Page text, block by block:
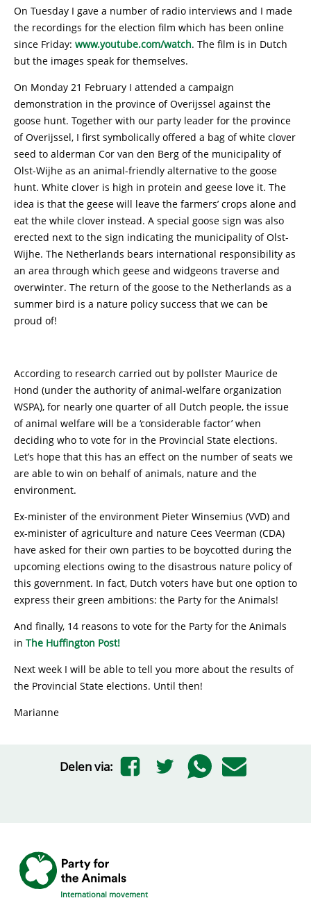
On Tuesday I gave a number of radio interviews and I made
the recordings for the election film which has been online
since Friday: www.youtube.com/watch. The film is in Dutch
but the images speak for themselves.
On Monday 21 February I attended a campaign
demonstration in the province of Overijssel against the
goose hunt. Together with our party leader for the province
of Overijssel, I first symbolically offered a bag of white clover
seed to alderman Cor van den Berg of the municipality of
Olst-Wijhe as an animal-friendly alternative to the goose
hunt. White clover is high in protein and geese love it. The
idea is that the geese will leave the farmers’ crops alone and
eat the while clover instead. A special goose sign was also
erected next to the sign indicating the municipality of Olst-
Wijhe. The Netherlands bears international responsibility as
an area through which geese and widgeons traverse and
overwinter. The return of the goose to the Netherlands as a
summer bird is a nature policy success that we can be
proud of!
According to research carried out by pollster Maurice de
Hond (under the authority of animal-welfare organization
WSPA), for nearly one quarter of all Dutch people, the issue
of animal welfare will be a ‘considerable factor’ when
deciding who to vote for in the Provincial State elections.
Let’s hope that this has an effect on the number of seats we
are able to win on behalf of animals, nature and the
environment.
Ex-minister of the environment Pieter Winsemius (VVD) and
ex-minister of agriculture and nature Cees Veerman (CDA)
have asked for their own parties to be boycotted during the
upcoming elections owing to the disastrous nature policy of
this government. In fact, Dutch voters have but one option to
express their green ambitions: the Party for the Animals!
And finally, 14 reasons to vote for the Party for the Animals
in The Huffington Post!
Next week I will be able to tell you more about the results of
the Provincial State elections. Until then!
Marianne
Delen via:
International movement